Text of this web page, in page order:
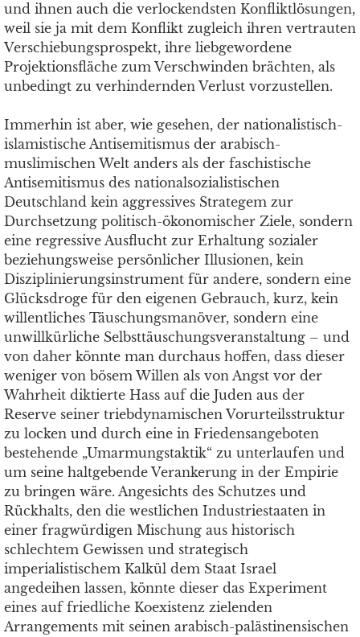
und ihnen auch die verlockendsten Konfliktlösungen,
weil sie ja mit dem Konflikt zugleich ihren vertrauten
Verschiebungsprospekt, ihre liebgewordene
Projektionsfläche zum Verschwinden brächten, als
unbedingt zu verhindernden Verlust vorzustellen.
Immerhin ist aber, wie gesehen, der nationalistisch-
islamistische Antisemitismus der arabisch-
muslimischen Welt anders als der faschistische
Antisemitismus des nationalsozialistischen
Deutschland kein aggressives Strategem zur
Durchsetzung politisch-ökonomischer Ziele, sondern
eine regressive Ausflucht zur Erhaltung sozialer
beziehungsweise persönlicher Illusionen, kein
Disziplinierungsinstrument für andere, sondern eine
Glücksdroge für den eigenen Gebrauch, kurz, kein
willentliches Täuschungsmanöver, sondern eine
unwillkürliche Selbsttäuschungsveranstaltung – und
von daher könnte man durchaus hoffen, dass dieser
weniger von bösem Willen als von Angst vor der
Wahrheit diktierte Hass auf die Juden aus der
Reserve seiner triebdynamischen Vorurteilsstruktur
zu locken und durch eine in Friedensangeboten
bestehende „Umarmungstaktik“ zu unterlaufen und
um seine haltgebende Verankerung in der Empirie
zu bringen wäre. Angesichts des Schutzes und
Rückhalts, den die westlichen Industriestaaten in
einer fragwürdigen Mischung aus historisch
schlechtem Gewissen und strategisch
imperialistischem Kalkül dem Staat Israel
angedeihen lassen, könnte dieser das Experiment
eines auf friedliche Koexistenz zielenden
Arrangements mit seinen arabisch-palästinensischen